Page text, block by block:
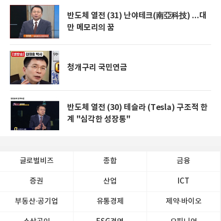
반도체 열전 (31) 난야테크(南亞科技) ...대
만 메모리의 꿈
청개구리 국민연금
반도체 열전 (30) 테슬라 (Tesla) 구조적 한
계 "심각한 성장통"
글로벌비즈 종합 금융
증권 산업 ICT
부동산·공기업 유통경제 제약∙바이오